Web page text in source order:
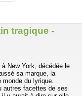
tragique -
New York, décédée le
sa marque, la
monde du lyrique.
autres facettes de ses